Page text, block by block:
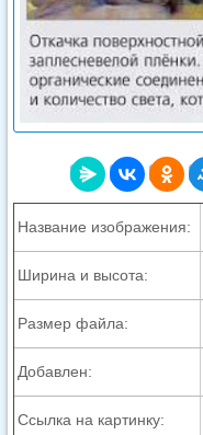
Название изображения:
Ширина и высота:
Размер файла:
Добавлен:
Ссылка на картинку: